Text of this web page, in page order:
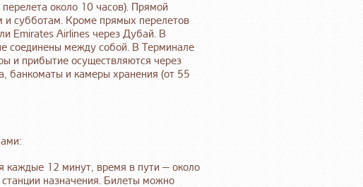
около 10 часов). Прямой
и субботам. Кроме прямых перелетов
Emirates Airlines через Дубай. В
соединены между собой. В Терминале
и прибытие осуществляются через
банкоматы и камеры хранения (от 55
каждые 12 минут, время в пути — около
назначения. Билеты можно